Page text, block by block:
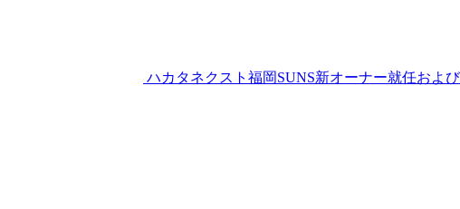
ハカタネクスト福岡SUNS新オーナー就任およ